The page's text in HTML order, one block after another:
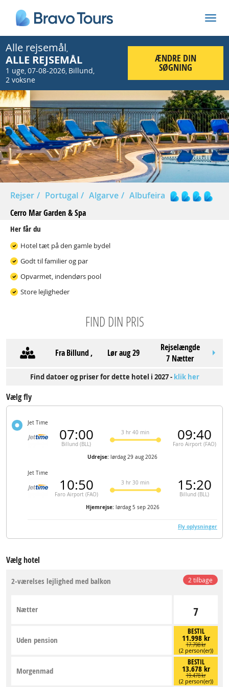
Alle rejsemål,
ALLE REJSEMÅL
1 uge,07-08-2026, Billund,
2 voksne
ÆNDRE DIN
SØGNING
Prev
Rejser Portugal Algarve
Albufeira
Cerro Mar Garden & Spa
Her får du
Hotel tæt på den gamle bydel
Godt til familier og par
Opvarmet, indendørs pool
Store lejligheder
FIND DIN PRIS
FraBillund, lør aug 29
Rejselængde
7 Nætter
Find datoer og priser for dette hotel i 2027 - klik her
Vælg fly
Jet Time
07:00
Billund (BLL)
3 hr 40 min 09:40
Faro Airport (FAO)
Udrejse: lørdag 29 aug 2026
Jet Time
10:50
Faro Airport (FAO)
3 hr 30 min 15:20
Billund (BLL)
Hjemrejse: lørdag 5 sep 2026
Fly oplysninger
Vælg hotel
2 tilbage
2-værelses lejlighed med balkon
7
Nætter
BESTIL
11.998 kr
17.798 kr
(2 person(er))
Uden pension
BESTIL
13.678 kr
19.478 kr
(2 person(er))
Morgenmad